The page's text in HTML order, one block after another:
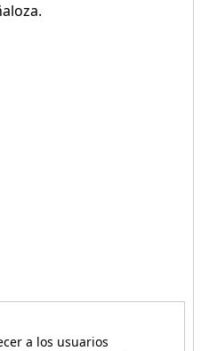
a los usuarios